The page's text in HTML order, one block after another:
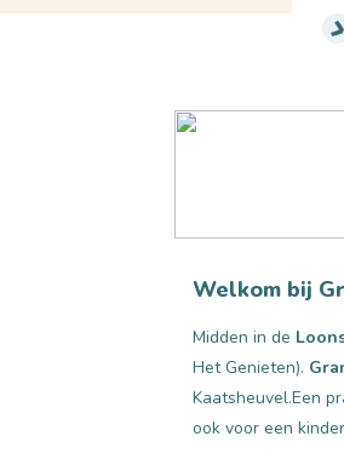
Welkom bij
Midden in de
Het Genieten).
Kaatsheuvel.Een
ook voor een